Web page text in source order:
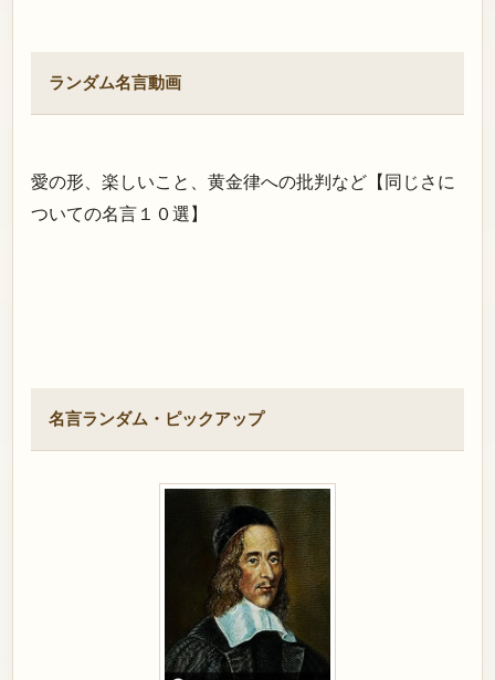
ランダム名言動画
愛の形、楽しいこと、黄金律への批判など【同じさに
ついての名言１０選】
名言ランダム・ピックアップ